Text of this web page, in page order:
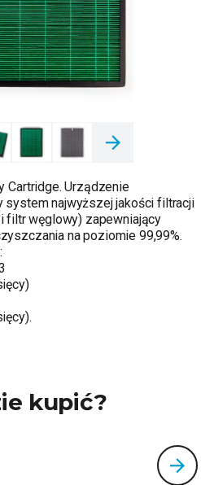
Cartridge. Urządzenie
najwyższej jakości filtracji
filtr węglowy) zapewniający
na poziomie 99,99%.
kupić?